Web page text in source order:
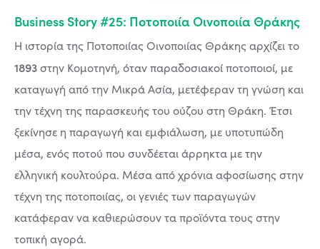
Business Story #25: Ποτοποιία Οινοποιία Θράκης
Η ιστορία της Ποτοποιίας Οινοποιίας Θράκης αρχίζει το
1893στην Κομοτηνή, όταν παραδοσιακοί ποτοποιοί, με
καταγωγή από την Μικρά Ασία, μετέφεραν τη γνώση και
την τέχνη της παρασκευής του ούζου στη Θράκη. Έτσι
ξεκίνησε η παραγωγή και εμφιάλωση, με υποτυπώδη
μέσα, ενός ποτού που συνδέεται άρρηκτα με την
ελληνική κουλτούρα. Μέσα από χρόνια αφοσίωσης στην
τέχνη της ποτοποιίας, οι γενιές των παραγωγών
κατάφεραν να καθιερώσουν τα προϊόντα τους στην
τοπική αγορά.